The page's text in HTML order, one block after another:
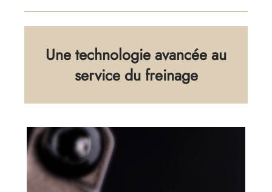
Une technologie avancée au
service du freinage